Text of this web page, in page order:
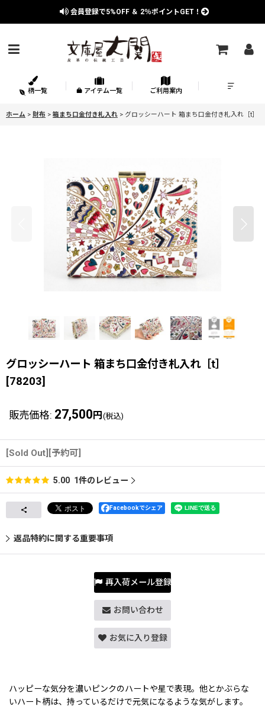
会員登録で5%OFF ＆ 2％ポイントGET！
柄一覧 アイテム一覧 ご利用案内
ホーム > 財布 > 箱まち口金付き札入れ > グロッシーハート 箱まち口金付き札入れ［t］
グロッシーハート 箱まち口金付き札入れ［t］
[78203]
販売価格: 27,500 円 (税込)
[Sold Out][予約可]
5.00 1件のレビュー
Facebookでシェア
返品特約に関する重要事項
再入荷メール登録
お問い合わせ
お気に入り登録
ハッピーな気分を濃いピンクのハートや星で表現。他とかぶらな
いハート柄は、持っているだけで元気になるような気がします。